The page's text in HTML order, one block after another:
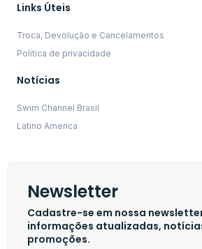
Links Úteis
Troca, Devolução e Cancelamentos
Política de privacidade
Notícias
Swim Channel Brasil
Latino America
Newsletter
Cadastre-se em nossa
informações atualizadas,
promoções.